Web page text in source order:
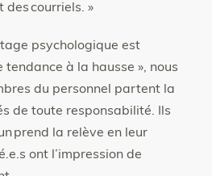
des courriels. »
psychologique est
tendance à la hausse », nous
du personnel partent la
de toute responsabilité. Ils
prend la relève en leur
ont l’impression de